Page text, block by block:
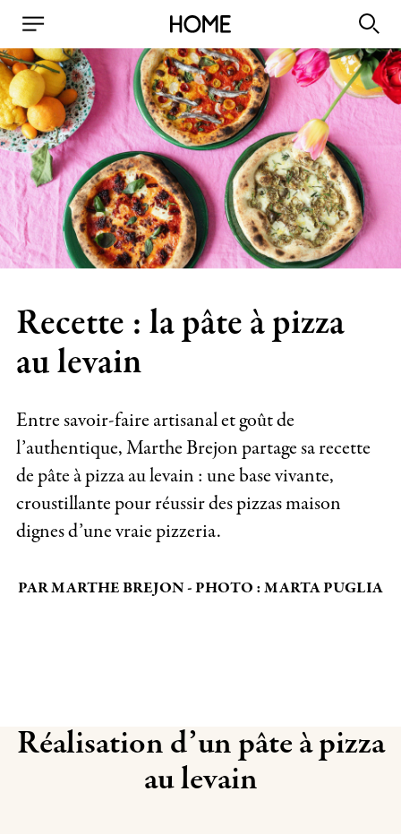
Recette : la pâte à pizza
au levain
Entre savoir-faire artisanal et goût de
l’authentique, Marthe Brejon partage sa recette
de pâte à pizza au levain : une base vivante,
croustillante pour réussir des pizzas maison
dignes d’une vraie pizzeria.
PAR MARTHE BREJON - PHOTO : MARTA PUGLIA
Réalisation d’un pâte à pizza
au levain